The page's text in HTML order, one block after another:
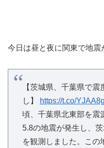
今日は昼と夜に関東で地震
【茨城県、千葉県で
し】
https://t.co/
頃、千葉県北東部を震
5.8の地震が発生し、
を観測しました。この